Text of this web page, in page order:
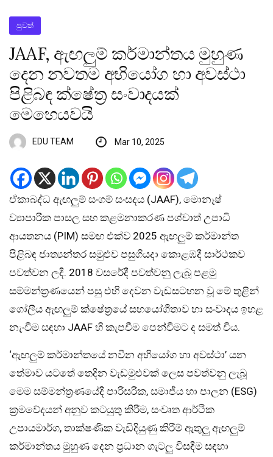
පුවත්
JAAF, ඇඟලුම් කර්මාන්තය මුහුණ
දෙන නවතම අභියෝග හා අවස්ථා
පිළිබඳ ක්ෂේත්‍ර සංවාදයක්
මෙහෙයවයි
EDU TEAM Mar 10, 2025
ඒකාබද්ධ ඇඟලුම් සංගම් සංසදය (JAAF), මොනෑෂ්
ව්‍යාපාරික පාසල සහ කළමනාකරණ පශ්චාත් උපාධි
ආයතනය (PIM) සමඟ එක්ව 2025 ඇඟලුම් කර්මාන්ත
පිළිබඳ ජාත්‍යන්තර සමුළුව පසුගියදා කොළඹදී සාර්ථකව
පවත්වන ලදී. 2018 වසරේදී පවත්වනු ලැබූ පළමු
සම්මන්ත්‍රණයෙන් පසු එහි දෙවන වැඩසටහන වූ මේ තුළින්
ගෝලීය ඇඟලුම් ක්ෂේත්‍රයේ සහයෝගීතාව හා සංවාදය ඉහළ
නැංවීම සඳහා JAAF හි කැපවීම පෙන්වීමට ද සමත් විය.
‘ඇඟලුම් කර්මාන්තයේ නවීන අභියෝග හා අවස්ථා’ යන
තේමාව යටතේ තෙදින වැඩමුළුවක් ලෙස පවත්වනු ලැබූ
මෙම සම්මන්ත්‍රණයේදී පාරිසරික, සමාජීය හා පාලන (ESG)
ක්‍රමවේදයන් අනුව කටයුතු කිරීම, සංවෘත ආර්ථික
උපායමාර්ග, තාක්ෂණික වැඩිදියුණු කිරීම් ඇතුලු ඇඟලුම්
කර්මාන්තය මුහුණ දෙන ප්‍රධාන ගැටලු විසඳීම සඳහා